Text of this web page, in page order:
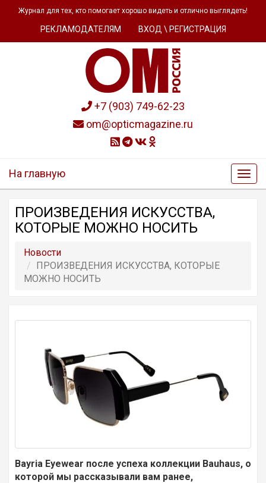
Журнал для тех, кто помогает хорошо видеть и отлично выглядеть!
РЕКЛАМОДАТЕЛЯМ ВХОД \ РЕГИСТРАЦИЯ
+7 (903) 749-62-23
om@opticmagazine.ru
На главную
ПРОИЗВЕДЕНИЯ ИСКУССТВА,
КОТОРЫЕ МОЖНО НОСИТЬ
Новости
ПРОИЗВЕДЕНИЯ ИСКУССТВА, КОТОРЫЕ
МОЖНО НОСИТЬ
Bayria Eyewear после успеха коллекции Bauhaus, о
которой мы рассказывали вам ранее,